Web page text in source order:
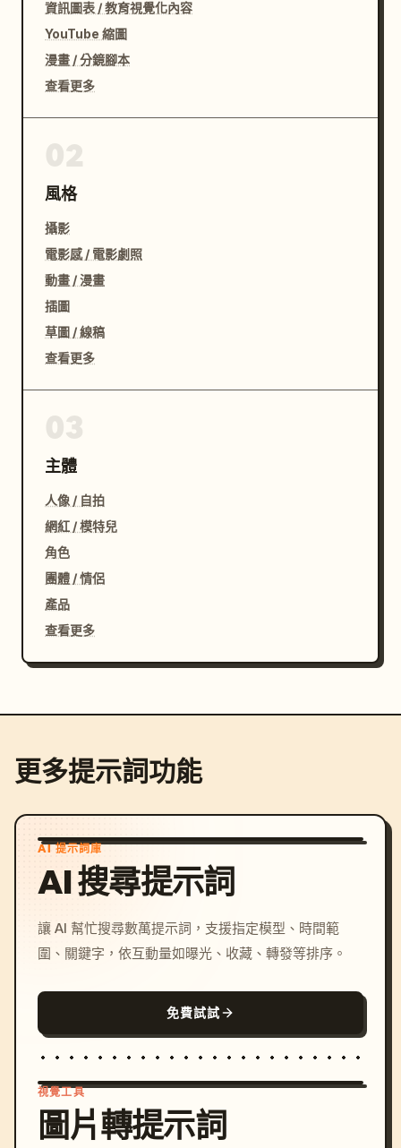
資訊圖表 / 教育視覺化內容
YouTube 縮圖
漫畫 / 分鏡腳本
查看更多
風格
攝影
電影感 / 電影劇照
動畫 / 漫畫
插圖
草圖 / 線稿
查看更多
主體
人像 / 自拍
網紅 / 模特兒
角色
團體 / 情侶
產品
查看更多
更多提示詞功能
AI 提示詞庫
AI 搜尋提示詞
讓 AI 幫忙搜尋數萬提示詞，支援指定模型、時間範
圍、關鍵字，依互動量如曝光、收藏、轉發等排序。
免費試試
視覺工具
圖片轉提示詞